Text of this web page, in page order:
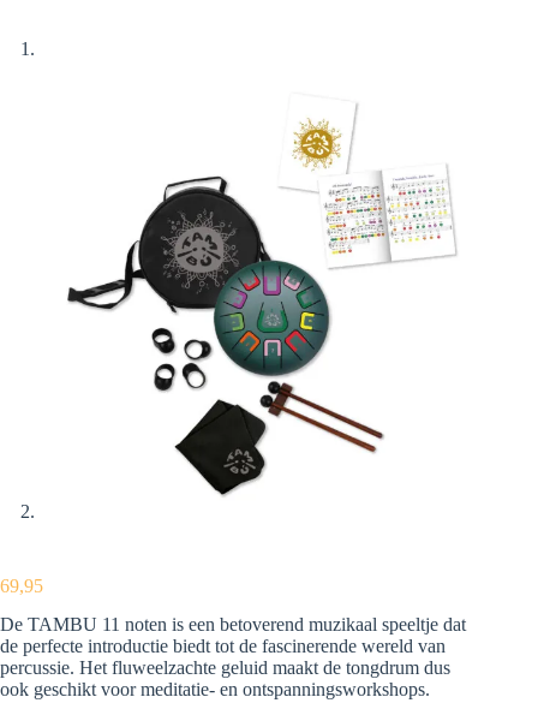
69,95
De TAMBU 11 noten is een betoverend muzikaal speeltje dat
de perfecte introductie biedt tot de fascinerende wereld van
percussie. Het fluweelzachte geluid maakt de tongdrum dus
ook geschikt voor meditatie- en ontspanningsworkshops.